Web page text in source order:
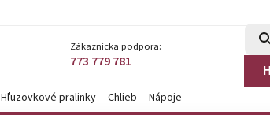
Zákaznícka podpora:
773 779 781
Hľuzovkové pralinky Chlieb Nápoje